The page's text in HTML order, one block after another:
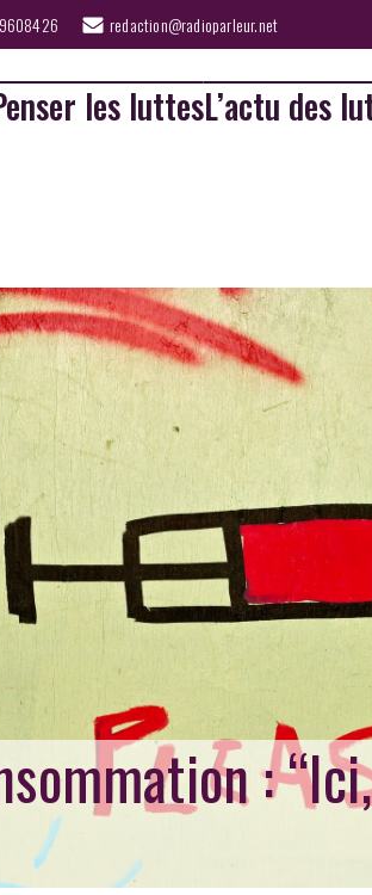
redaction@radioparleur.net
les luttesL’actu des
: